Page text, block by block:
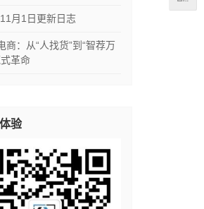
月1日更新日志
商：从“人找货”到“智荐万
革命
验